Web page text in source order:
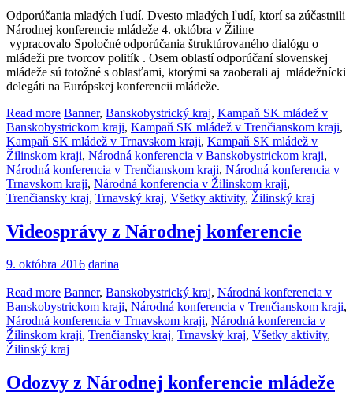
Odporúčania mladých ľudí. Dvesto mladých ľudí, ktorí sa zúčastnili
Národnej konferencie mládeže 4. októbra v Žiline
vypracovalo Spoločné odporúčania štruktúrovaného dialógu o
mládeži pre tvorcov politík . Osem oblastí odporúčaní slovenskej
mládeže sú totožné s oblasťami, ktorými sa zaoberali aj mládežnícki
delegáti na Európskej konferencii mládeže.
Read more Banner, Banskobystrický kraj, Kampaň SK mládež v
Banskobystrickom kraji, Kampaň SK mládež v Trenčianskom kraji,
Kampaň SK mládež v Trnavskom kraji, Kampaň SK mládež v
Žilinskom kraji, Národná konferencia v Banskobystrickom kraji,
Národná konferencia v Trenčianskom kraji, Národná konferencia v
Trnavskom kraji, Národná konferencia v Žilinskom kraji,
Trenčiansky kraj, Trnavský kraj, Všetky aktivity, Žilinský kraj
Videosprávy z Národnej konferencie
9. októbra 2016 darina
Read more Banner, Banskobystrický kraj, Národná konferencia v
Banskobystrickom kraji, Národná konferencia v Trenčianskom kraji,
Národná konferencia v Trnavskom kraji, Národná konferencia v
Žilinskom kraji, Trenčiansky kraj, Trnavský kraj, Všetky aktivity,
Žilinský kraj
Odozvy z Národnej konferencie mládeže